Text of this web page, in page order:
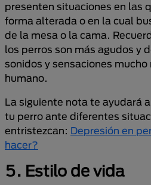
presenten situaciones en las
forma alterada o en la cual
de la mesa o la cama.
los perros son más agudos y
sonidos y sensaciones mucho
humano.
La siguiente nota te ayudará
tu perro ante diferentes
entristezcan: Depresión en
hacer?
5. Estilo de vida